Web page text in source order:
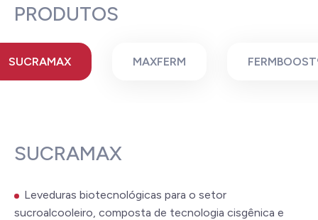
PRODUTOS
SUCRAMAX MAXFERM
SUCRAMAX
Leveduras biotecnológicas para o setor
sucroalcooleiro, composta de tecnologia cisgênica e